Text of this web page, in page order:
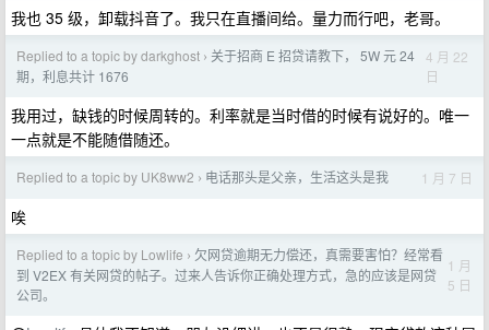
我也 35 级，卸载抖音了。我只在直播间给。量力而行吧，老哥。
Replied to a topic by darkghost › 关于招商 E 招贷请教下， 5W 元 24
期，利息共计 1676
4 月 22
日
我用过，缺钱的时候周转的。利率就是当时借的时候有说好的。唯一
一点就是不能随借随还。
Replied to a topic by UK8ww2 › 电话那头是父亲，生活这头是我 1 月 7 日
唉
Replied to a topic by Lowlife › 欠网贷逾期无力偿还，真需要害怕？经常看
到 V2EX 有关网贷的帖子。过来人告诉你正确处理方式，急的应该是网贷
公司。
1 月
5 日